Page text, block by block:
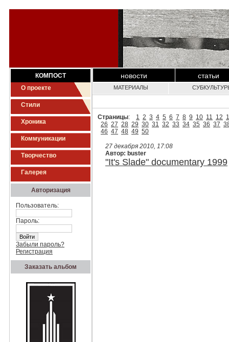
КОМПОСТ
О проекте
Стили
Хроника
Коммуникации
Творчество
Галерея
Авторизация
Пользователь:
Пароль:
Забыли пароль?
Регистрация
Заказать альбом
новости статьи
МАТЕРИАЛЫ
Страницы: 1 2 3 4 5 6 7 8 9 10 11 12
26 27 28 29 30 31 32 33 34 35 36 37
46 47 48 49 50
27 декабря 2010, 17:08
Автор: buster
"It's Slade" documentary 1999